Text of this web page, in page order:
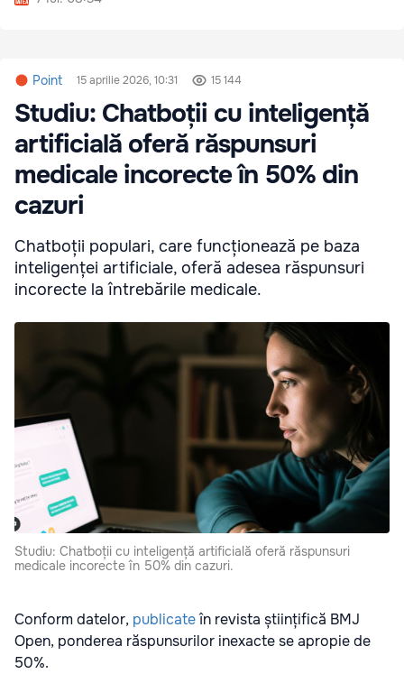
Point 15 aprilie 2026, 10:31 15 144
Studiu: Chatboții cu inteligență
artificială oferă răspunsuri
medicale incorecte în 50% din
cazuri
Chatboții populari, care funcționează pe baza
inteligenței artificiale, oferă adesea răspunsuri
incorecte la întrebările medicale.
Studiu: Chatboții cu inteligență artificială oferă răspunsuri
medicale incorecte în 50% din cazuri.
Conform datelor, publicateîn revista științifică BMJ
Open, ponderea răspunsurilor inexacte se apropie de
50%.